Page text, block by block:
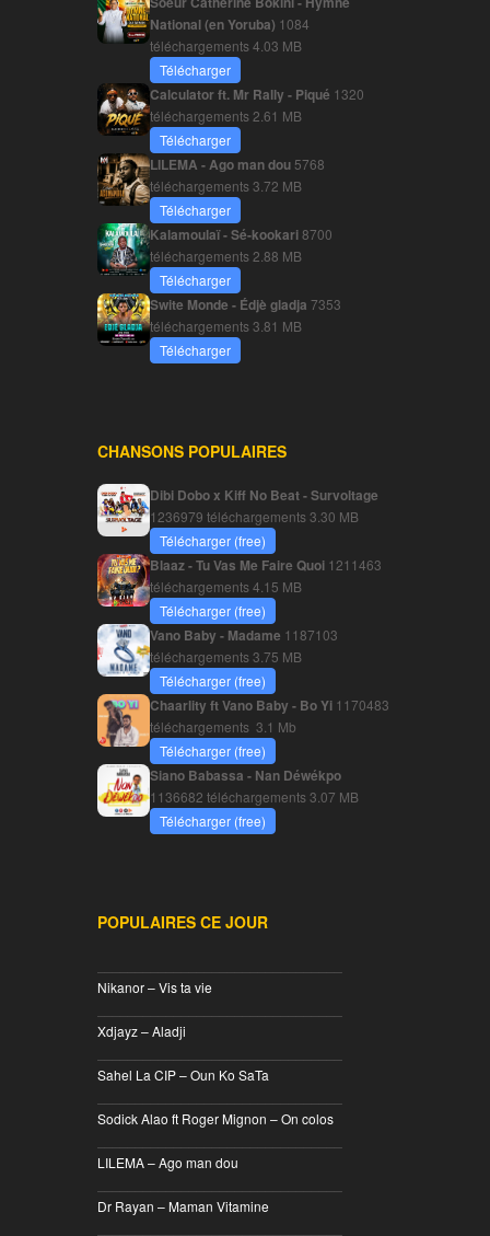
National (en Yoruba) 1084
téléchargements4.03 MB
Télécharger
Calculator ft. Mr Rally - Piqué 1320
téléchargements 2.61 MB
Télécharger
LILEMA - Ago man dou 5768
téléchargements3.72 MB
Télécharger
Kalamoulaï - Sé-kookari8700
téléchargements 2.88 MB
Télécharger
Swite Monde - Édjè gladja 7353
téléchargements3.81 MB
Télécharger
CHANSONS POPULAIRES
Dibi Dobo x Kiff No Beat - Survoltage
1236979 téléchargements3.30 MB
Télécharger (free)
Blaaz - Tu Vas Me Faire Quoi 1211463
téléchargements4.15 MB
Télécharger (free)
Vano Baby - Madame 1187103
téléchargements3.75 MB
Télécharger (free)
Chaarlity ft Vano Baby - Bo Yi 1170483
téléchargements 3.1 Mb
Télécharger (free)
Siano Babassa - Nan Déwékpo
1136682 téléchargements3.07 MB
Télécharger (free)
POPULAIRES CE JOUR
Nikanor – Vis ta vie
Xdjayz – Aladji
Sahel La CIP – Oun Ko SaTa
Sodick Alao ft Roger Mignon – On colos
LILEMA – Ago man dou
Dr Rayan – Maman Vitamine